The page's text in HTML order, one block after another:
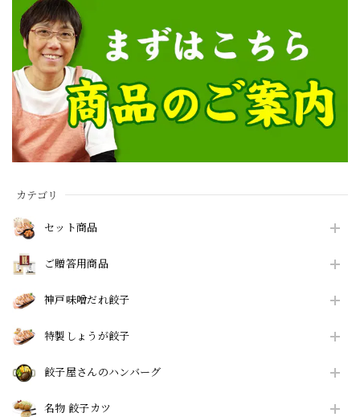
カテゴリ
セット商品
ご贈答用商品
神戸味噌だれ餃子
特製しょうが餃子
餃子屋さんのハンバーグ
名物 餃子カツ